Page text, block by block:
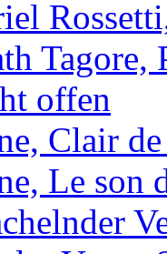
Tagore,
offen
Clair
Le son